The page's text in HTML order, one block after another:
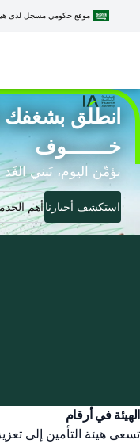
موقع حكومي مسجل لدى
انطلق بشغفك
خـــــــوف
​نؤمِّن اليوم، نَبني الغَد​​​
استكشف أخبارناأهم
الهيئة في أرقام
تسعى هيئة التأمين إلى